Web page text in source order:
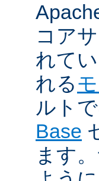
コア
れて
れる
ルト
Base
ます